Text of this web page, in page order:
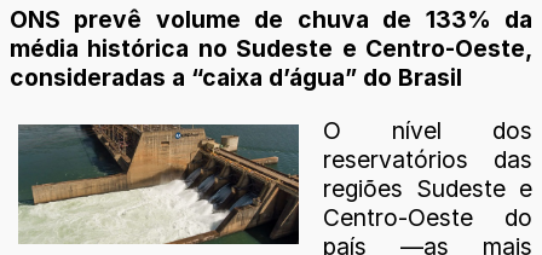
ONS prevê volume de chuva de 133% da
média histórica no Sudeste e Centro-Oeste,
consideradas a “caixa d’água” do Brasil
O nível dos
reservatórios das
regiões Sudeste e
Centro-Oeste do
país —as mais